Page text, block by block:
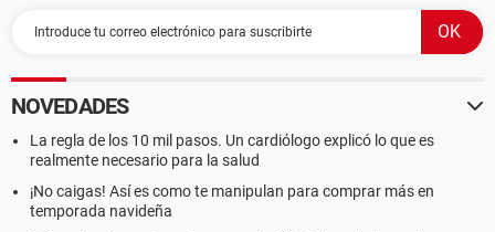
NOVEDADES
La regla de los 10 mil pasos. Un cardiólogo explicó lo que es
realmente necesario para la salud
¡No caigas! Así es como te manipulan para comprar más en
temporada navideña